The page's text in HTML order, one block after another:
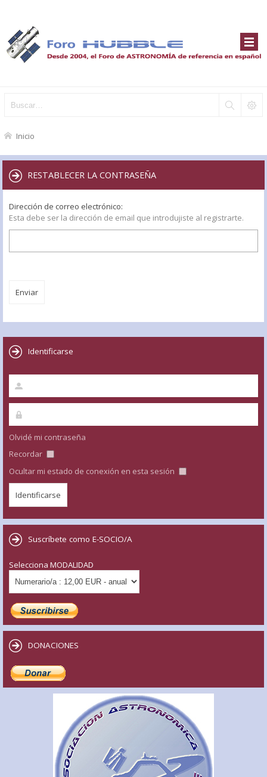
Inicio
RESTABLECER LA CONTRASEÑA
Dirección de correo electrónico:
Esta debe ser la dirección de email que introdujiste al registrarte.
Identificarse
Olvidé mi contraseña
Recordar
Ocultar mi estado de conexión en esta sesión
Suscríbete como E-SOCIO/A
Selecciona MODALIDAD
DONACIONES